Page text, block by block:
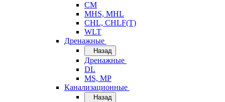
CM
MHS, MHL
CHL, CHLF(T)
WLT
Дренажные
Назад
Дренажные
DL
MS, MP
Канализационные
Назад